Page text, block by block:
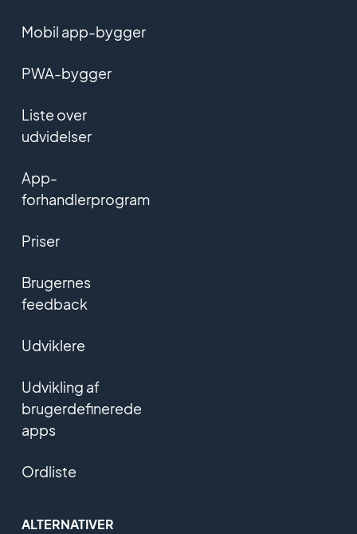
Mobil app-bygger
PWA-bygger
Liste over
udvidelser
App-
forhandlerprogram
Priser
Brugernes
feedback
Udviklere
Udvikling af
brugerdefinerede
apps
Ordliste
ALTERNATIVER